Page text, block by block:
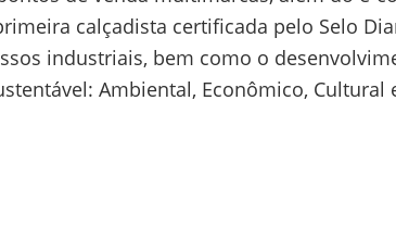
calçadista certificada pelo Selo
industriais, bem como o
Ambiental, Econômico, Cultural